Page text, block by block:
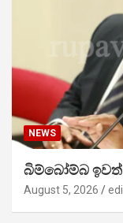
NEWS
බිම්බෝම්බ
August 5, 2026